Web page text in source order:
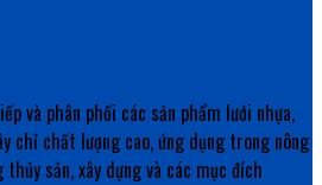
và phân phối các sản phẩm lưới nhựa,
chỉ chất lượng cao, ứng dụng trong nông
sản, xây dựng và các mục đích